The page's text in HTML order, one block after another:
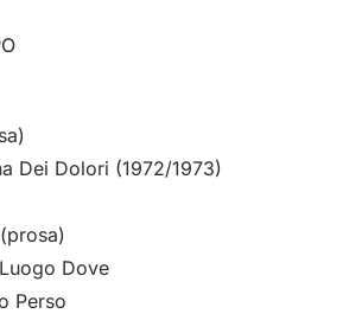
Dei Dolori (1972/1973)
Dove
Perso